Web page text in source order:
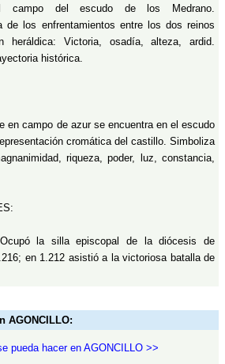
campo del escudo de los Medrano.
de los enfrentamientos entre los dos reinos
heráldica: Victoria, osadía, alteza, ardid.
histórica.
en campo de azur se encuentra en el escudo
cromática del castillo. Simboliza
riqueza, poder, luz, constancia,
la silla episcopal de la diócesis de
en 1.212 asistió a la victoriosa batalla de
AGONCILLO:
pueda hacer en AGONCILLO >>